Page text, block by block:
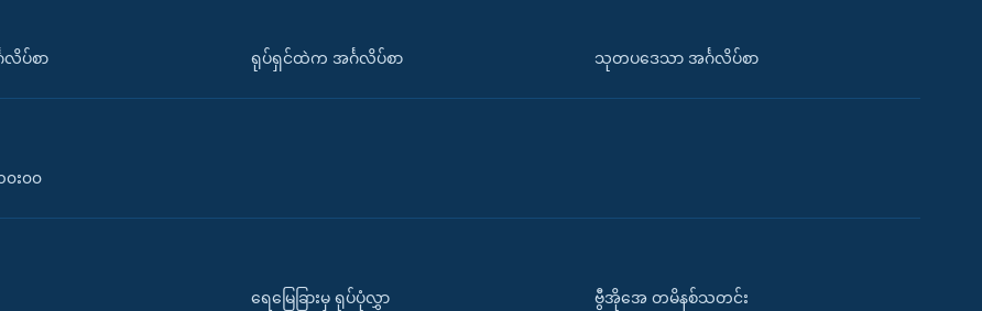
လိပ်စာ ရုပ်ရှင်ထဲက အင်္ဂလိပ်စာ သုတပဒေသာ အင်္ဂလိပ်စာ
၀း၀၀
ရေမြေခြားမှ ရုပ်ပုံလွှာ ဗွီအိုအေ တမိနစ်သတင်း